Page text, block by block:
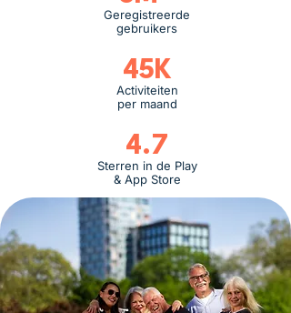
Geregistreerde
gebruikers
45K
Activiteiten
per maand
4.7
Sterren in de Play
& App Store